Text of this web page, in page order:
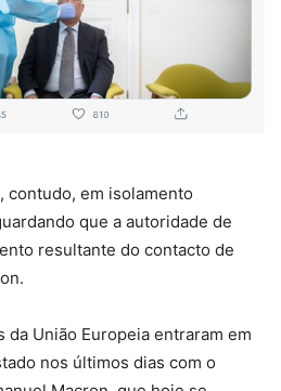
em isolamento
que a autoridade de
resultante do contacto de
União Europeia entraram em
nos últimos dias com o